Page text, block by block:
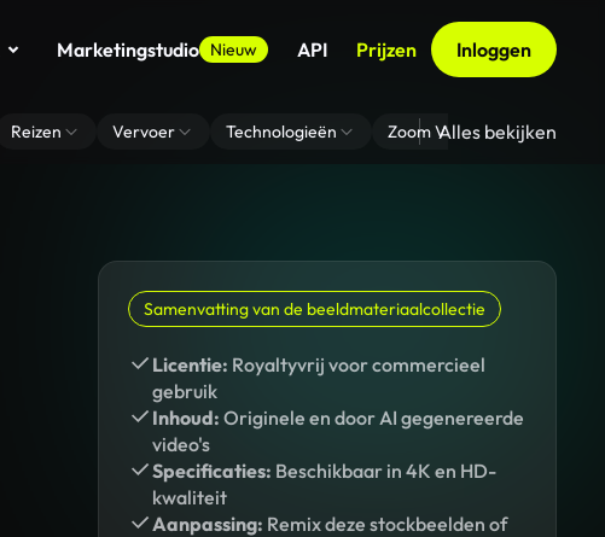
Marketingstudio Nieuw API Prijzen Inloggen
Reizen Vervoer Technologieën Zoom Virtuele
Alles bekijken
Samenvatting van de beeldmateriaalcollectie
Licentie: Royaltyvrij voor commercieel
gebruik
Inhoud: Originele en door AI gegenereerde
video's
Specificaties: Beschikbaar in 4K en HD-
kwaliteit
Aanpassing: Remix deze stockbeelden of